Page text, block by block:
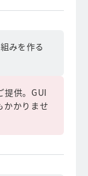
みを作る
提供。GUI
かかりませ